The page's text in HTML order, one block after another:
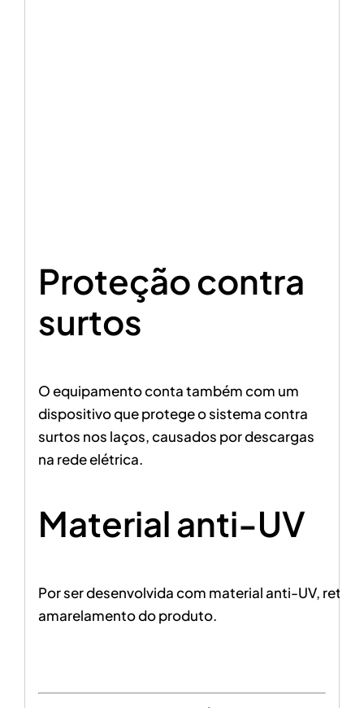
Proteção contra
surtos
O equipamento conta também com um
dispositivo que protege o sistema contra
surtos nos laços, causados por descargas
na rede elétrica.
Material anti-UV
Por ser desenvolvida com material anti-UV,
amarelamento do produto.